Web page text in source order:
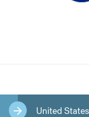
United